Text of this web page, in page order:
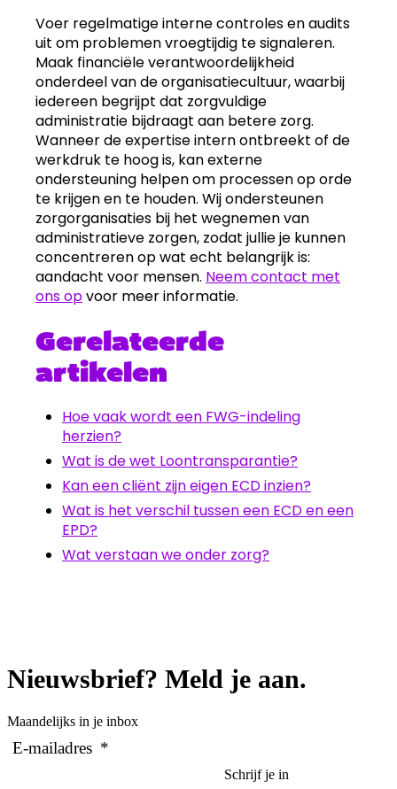
Voer regelmatige interne controles en audits
uit om problemen vroegtijdig te signaleren.
Maak financiële verantwoordelijkheid
onderdeel van de organisatiecultuur, waarbij
iedereen begrijpt dat zorgvuldige
administratie bijdraagt aan betere zorg.
Wanneer de expertise intern ontbreekt of de
werkdruk te hoog is, kan externe
ondersteuning helpen om processen op orde
te krijgen en te houden. Wij ondersteunen
zorgorganisaties bij het wegnemen van
administratieve zorgen, zodat jullie je kunnen
concentreren op wat echt belangrijk is:
aandacht voor mensen. Neem contact met
ons opvoor meer informatie.
Gerelateerde
artikelen
Hoe vaak wordt een FWG-indeling
herzien?
Wat is de wet Loontransparantie?
Kan een cliënt zijn eigen ECD inzien?
Wat is het verschil tussen een ECD en een
EPD?
Wat verstaan we onder zorg?
Nieuwsbrief? Meld je aan.
Maandelijks in je inbox
E-mailadres *